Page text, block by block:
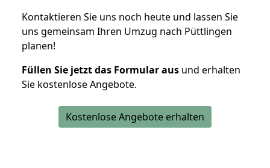
Kontaktieren Sie uns noch heute und lassen Sie
uns gemeinsam Ihren Umzug nach Püttlingen
planen!
Füllen Sie jetzt das Formular aus und erhalten
Sie kostenlose Angebote.
Kostenlose Angebote erhalten